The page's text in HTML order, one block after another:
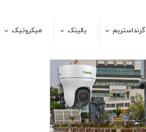
گرنداستریم یالینک میکروتیک